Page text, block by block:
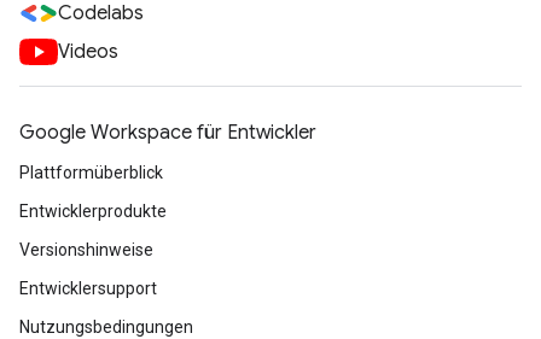
Codelabs
Videos
Google Workspace für Entwickler
Plattformüberblick
Entwicklerprodukte
Versionshinweise
Entwicklersupport
Nutzungsbedingungen